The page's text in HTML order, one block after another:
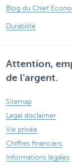
Blog du Chief
Durabilité
Attention,
de l'argent.
Sitemap
Legal disclaimer
Vie privée
Chiffres financiers
Informations légales